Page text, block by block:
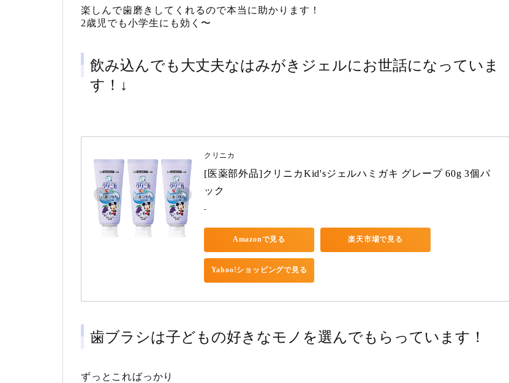
楽しんで歯磨きしてくれるので本当に助かります！
2歳児でも小学生にも効く〜
飲み込んでも大丈夫なはみがきジェルにお世話になっていま
す！↓
クリニカ
[医薬部外品]クリニカKid'sジェルハミガキ グレープ 60g 3個パ
ック
-
Amazonで見る 楽天市場で見る
Yahoo!ショッピングで見る
歯ブラシは子どもの好きなモノを選んでもらっています！
ずっとこればっかり